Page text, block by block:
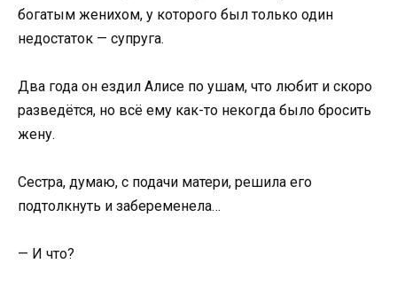
богатым женихом, у которого был только один
недостаток — супруга.
Два года он ездил Алисе по ушам, что любит и скоро
разведётся, но всё ему как-то некогда было бросить
жену.
Сестра, думаю, с подачи матери, решила его
подтолкнуть и забеременела…
— И что?